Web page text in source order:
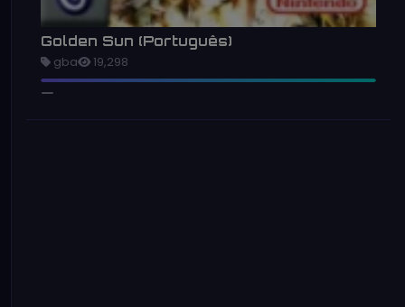
Golden Sun (Português)
gba 19,298